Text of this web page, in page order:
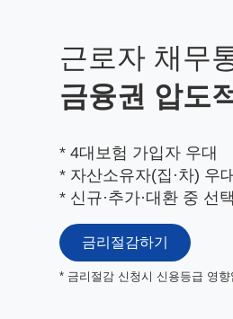
근로자 채무
금융권 압도
* 4대보험 가입자 우대
* 자산소유자(집·차) 우
* 신규·추가·대환 중 선
금리절감하기
* 금리절감 신청시 신용등급 영향